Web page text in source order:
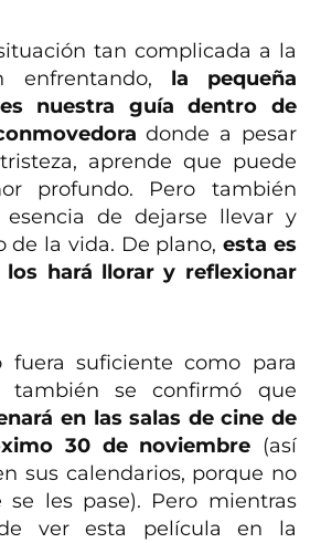
tan complicada a la
enfrentando, la pequeña
nuestra guía dentro de
donde a pesar
aprende que puede
profundo. Pero también
de dejarse llevar y
de la vida. De plano, esta es
hará llorar y reflexionar
fuera suficiente como para
también se confirmó que
en las salas de cine de
30 de noviembre (así
sus calendarios, porque no
se les pase). Pero mientras
ver esta película en la